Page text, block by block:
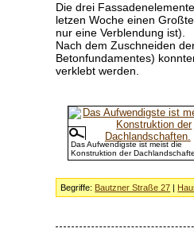
Die drei
letzen Woche einen
nur eine Verblendung ist).
Nach dem Zuschneiden
Betonfundamentes)
verklebt werden.
Das Aufwendigste ist meist die
Konstruktion der
Begriffe: Bautzner Straße 27 |